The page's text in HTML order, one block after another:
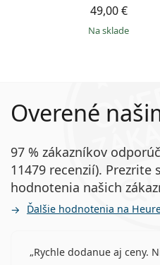
49,00 €
na sklade
Overené
97 % zákazníkov
11479 recenzií). Prezrite
hodnotenia našich
Ďalšie hodnotenia na
Rychle dodanue aj ceny.